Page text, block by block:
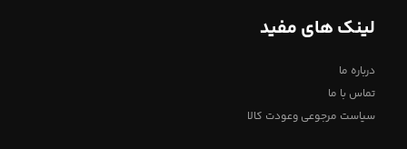
لینک های مفید
درباره ما
تماس با ما
سیاست مرجوعی وعودت کالا